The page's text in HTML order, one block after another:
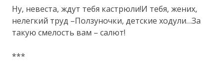
Ну, невеста, ждут тебя кастрюли!И тебя, жених,
нелегкий труд –Ползуночки, детские ходули…За
такую смелость вам – салют!
***